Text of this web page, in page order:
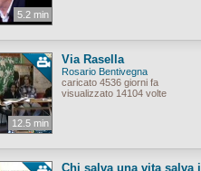
5.2 min
12.5 min
Via Rasella
Rosario Bentivegna
caricato 4536 giorni fa
visualizzato 14104 volte
Chi salva una vita salva il